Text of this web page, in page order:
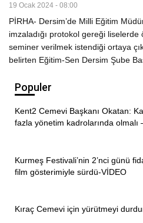
19 Ocak 2024 - 08:00
PİRHA- Dersim’de Milli Eğitim
imzaladığı protokol gereği
seminer verilmek istendiği ortaya
belirten Eğitim-Sen Dersim Şube
Populer
Kent2 Cemevi Başkanı Okatan:
fazla yönetim kadrolarında olmalı
Kurmeş Festivali’nin 2’nci günü
film gösterimiyle sürdü-VİDEO
Kıraç Cemevi için yürütmeyi